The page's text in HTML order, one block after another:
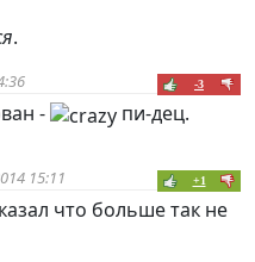
.
-3
- пи-дец.
15:11 +1
что больше так не